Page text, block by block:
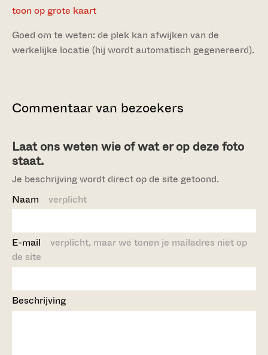
toon op grote kaart
Goed om te weten: de plek kan afwijken van de
werkelijke locatie (hij wordt automatisch gegenereerd).
Commentaar van bezoekers
Laat ons weten wie of wat er op deze foto
staat.
Je beschrijving wordt direct op de site getoond.
Naam verplicht
E-mail verplicht, maar we tonen je mailadres niet op
de site
Beschrijving